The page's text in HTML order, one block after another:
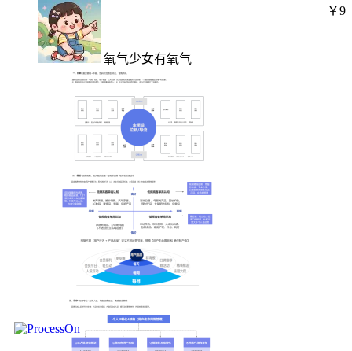
氧气少女有氧气
￥9